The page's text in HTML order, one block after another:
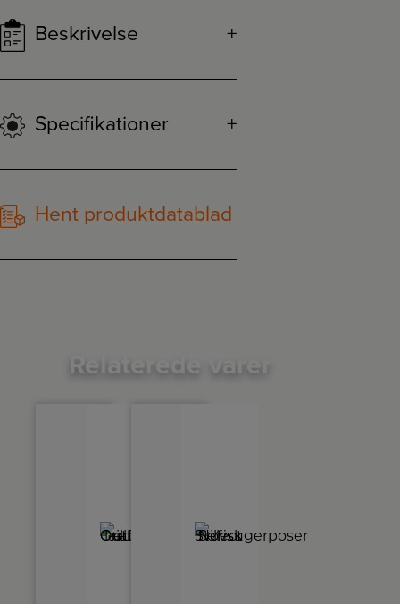
Beskrivelse
Specifikationer
Hent produktdatablad
Relaterede varer